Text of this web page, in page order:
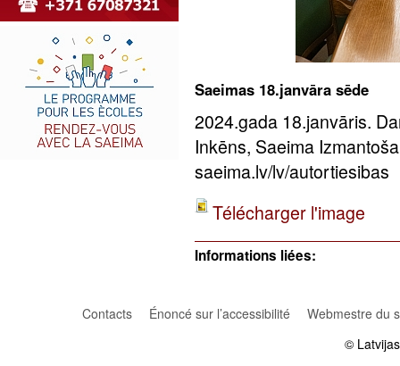
Saeimas 18.janvāra sēde
2024.gada 18.janvāris.
Inkēns, Saeima
saeima.lv/lv/autortiesibas
Télécharger l'image
Informations liées:
Contacts Énoncé sur l’accessibilité
Webmestre du
©